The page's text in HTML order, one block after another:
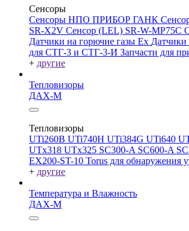
Сенсоры
Сенсоры НПО ПРИБОР ГАНК
SR-X2V Сенсор (LEL) SR-W-MP75C
Датчики на горючие газы Ex
для СТГ-3 и СТГ-3-И Запчасти для
+ другие
Тепловизоры
ДАХ-М
Тепловизоры
UTi260В UTi740H UTi384G UTi640
UTx318 UTx325 SC300-A SC600-A
EX200-ST-10 Torus для обнаружения
+ другие
Температура и Влажность
ДАХ-М